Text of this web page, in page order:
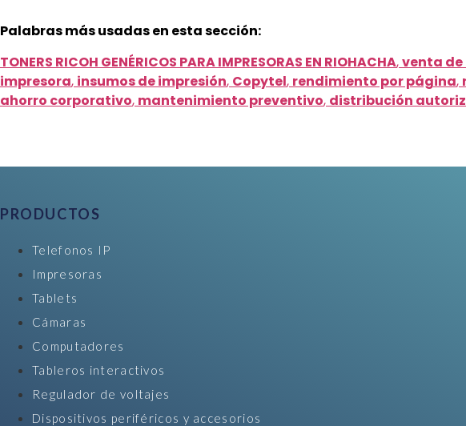
Palabras más usadas en esta sección:
TONERS RICOH GENÉRICOS PARA IMPRESORAS EN RIOHACHA,venta
impresora, insumos de impresión, Copytel, rendimiento por página,
ahorro corporativo, mantenimiento preventivo, distribución
PRODUCTOS
Telefonos IP
Impresoras
Tablets
Cámaras
Computadores
Tableros interactivos
Regulador de voltajes
Dispositivos periféricos y accesorios